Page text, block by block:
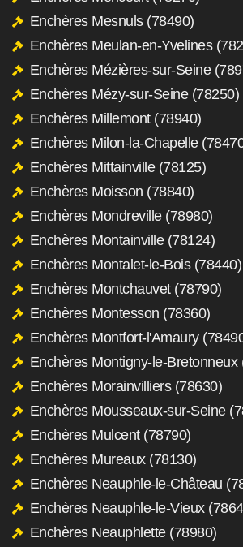
Enchères Mesnuls (78490)
Enchères Meulan-en-Yvelines
Enchères Mézières-sur-Seine
Enchères Mézy-sur-Seine (78250)
Enchères Millemont (78940)
Enchères Milon-la-Chapelle
Enchères Mittainville (78125)
Enchères Moisson (78840)
Enchères Mondreville (78980)
Enchères Montainville (78124)
Enchères Montalet-le-Bois (78440)
Enchères Montchauvet (78790)
Enchères Montesson (78360)
Enchères Montfort-l'Amaury
Enchères Montigny-le-Bretonneux
Enchères Morainvilliers (78630)
Enchères Mousseaux-sur-Seine
Enchères Mulcent (78790)
Enchères Mureaux (78130)
Enchères Neauphle-le-Château
Enchères Neauphle-le-Vieux
Enchères Neauphlette (78980)